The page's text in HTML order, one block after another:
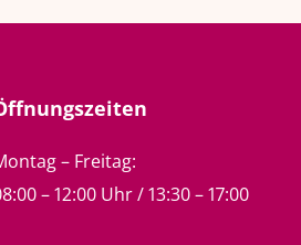
– Freitag:
– 12:00 Uhr / 13:30 – 17:00